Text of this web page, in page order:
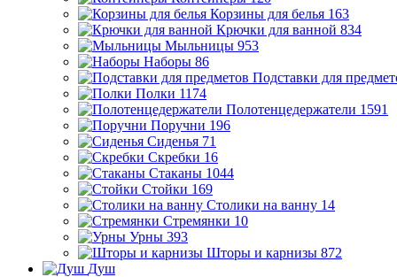
Корзины для белья 163
Крючки для ванной 834
Мыльницы 953
Наборы 86
Подставки для
Полки 1174
Полотенцедержатели 1591
Поручни 196
Сиденья 71
Скребки 16
Стаканы 1044
Стойки 169
Столики на ванну 14
Стремянки 10
Урны 393
Шторы и карнизы 872
Душ